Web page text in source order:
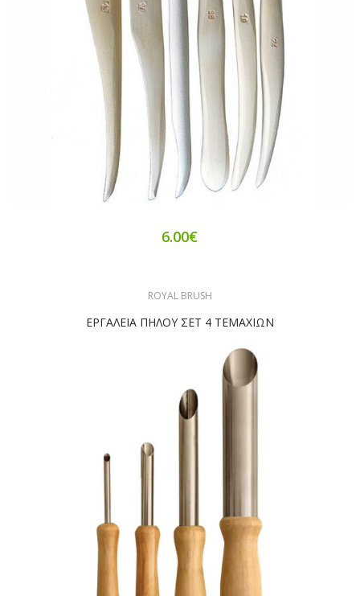
6.00€
ROYAL BRUSH
ΕΡΓΑΛΕΙΑ ΠΗΛΟΥ ΣΕΤ 4 ΤΕΜΑΧΙΩΝ